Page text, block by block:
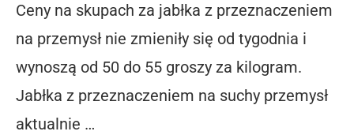
Ceny na skupach za jabłka z przeznaczeniem
na przemysł nie zmieniły się od tygodnia i
wynoszą od 50 do 55 groszy za kilogram.
Jabłka z przeznaczeniem na suchy przemysł
aktualnie …